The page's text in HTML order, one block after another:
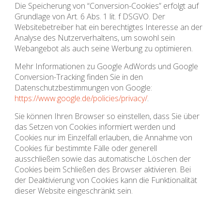
Die Speicherung von “Conversion-Cookies” erfolgt auf
Grundlage von Art. 6 Abs. 1 lit. f DSGVO. Der
Websitebetreiber hat ein berechtigtes Interesse an der
Analyse des Nutzerverhaltens, um sowohl sein
Webangebot als auch seine Werbung zu optimieren.
Mehr Informationen zu Google AdWords und Google
Conversion-Tracking finden Sie in den
Datenschutzbestimmungen von Google:
https://www.google.de/policies/privacy/.
Sie können Ihren Browser so einstellen, dass Sie über
das Setzen von Cookies informiert werden und
Cookies nur im Einzelfall erlauben, die Annahme von
Cookies für bestimmte Fälle oder generell
ausschließen sowie das automatische Löschen der
Cookies beim Schließen des Browser aktivieren. Bei
der Deaktivierung von Cookies kann die Funktionalität
dieser Website eingeschränkt sein.